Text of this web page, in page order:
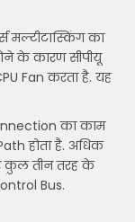
मल्टीटास्किंग का
के कारण सीपीयू
Fan करता है. यह
का काम
होता है. अधिक
कुल तीन तरह के
Bus.